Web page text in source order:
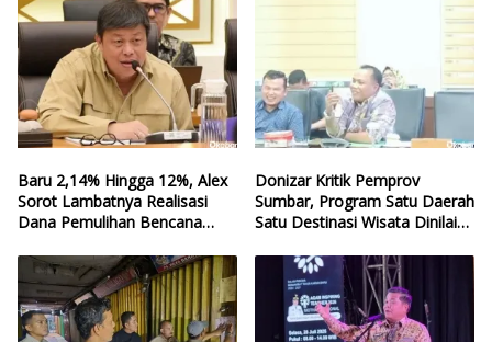
Baru 2,14% Hingga 12%, Alex
Sorot Lambatnya Realisasi
Dana Pemulihan Bencana
Donizar Kritik Pemprov
Sumbar, Program Satu Daerah
Satu Destinasi Wisata Dinilai